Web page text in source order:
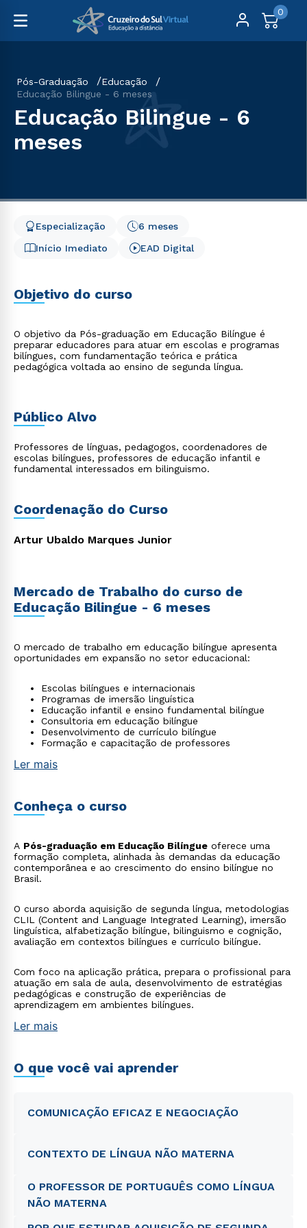
0
Pós-Graduação
Educação
Educação Bilingue - 6 meses
Educação Bilingue - 6
meses
Início Imediato
6 meses
Especialização
EAD Digital
Objetivo do curso
O objetivo da Pós-graduação em Educação Bilíngue é
preparar educadores para atuar em escolas e programas
bilíngues, com fundamentação teórica e prática
pedagógica voltada ao ensino de segunda língua.
Público Alvo
Professores de línguas, pedagogos, coordenadores de
escolas bilíngues, professores de educação infantil e
fundamental interessados em bilinguismo.
Coordenação do Curso
Artur Ubaldo Marques Junior
Mercado de Trabalho do curso de
Educação Bilingue - 6 meses
O mercado de trabalho em educação bilíngue apresenta
oportunidades em expansão no setor educacional:
Escolas bilíngues e internacionais
Programas de imersão linguística
Educação infantil e ensino fundamental bilíngue
Consultoria em educação bilíngue
Desenvolvimento de currículo bilíngue
Formação e capacitação de professores
Ler mais
Conheça o curso
A Pós-graduação em Educação Bilíngue oferece uma
formação completa, alinhada às demandas da educação
contemporânea e ao crescimento do ensino bilíngue no
Brasil.
O curso aborda aquisição de segunda língua, metodologias
CLIL (Content and Language Integrated Learning), imersão
linguística, alfabetização bilíngue, bilinguismo e cognição,
avaliação em contextos bilíngues e currículo bilíngue.
Com foco na aplicação prática, prepara o profissional para
atuação em sala de aula, desenvolvimento de estratégias
pedagógicas e construção de experiências de
aprendizagem em ambientes bilíngues.
Ler mais
O que você vai aprender
COMUNICAÇÃO EFICAZ E NEGOCIAÇÃO
CONTEXTO DE LÍNGUA NÃO MATERNA
O PROFESSOR DE PORTUGUÊS COMO LÍNGUA
NÃO MATERNA